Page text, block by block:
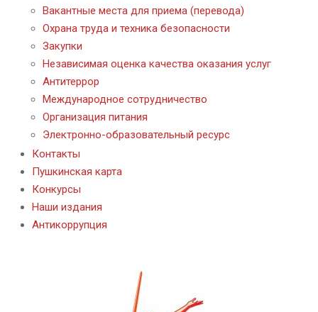
Вакантные места для приема (перевода)
Охрана труда и техника безопасности
Закупки
Независимая оценка качества оказания услуг
Антитеррор
Международное сотрудничество
Организация питания
Электронно-образовательный ресурс
Контакты
Пушкинская карта
Конкурсы
Наши издания
Антикоррупция